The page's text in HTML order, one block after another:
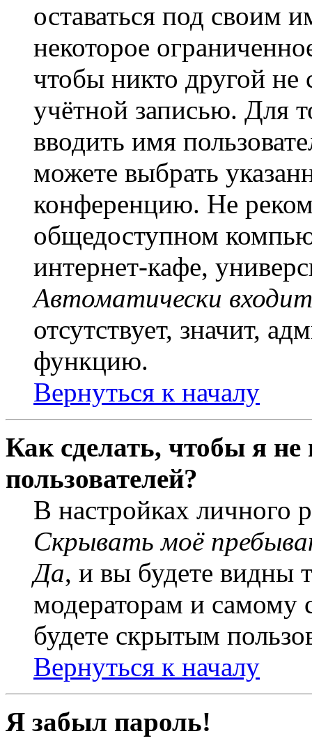
оставаться под своим
некоторое
чтобы никто другой не
учётной записью. Для
вводить имя
можете выбрать
конференцию. Не
общедоступном
интернет-кафе,
Автоматически
отсутствует, значит,
функцию.
Вернуться к началу
Как сделать, чтобы я
пользователей?
В настройках личного
Скрывать моё
Да, и вы будете видны
модераторам и самому
будете скрытым
Вернуться к началу
Я забыл пароль!